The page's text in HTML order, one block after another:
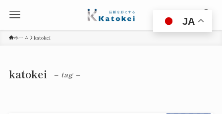
ホーム katokei
katokei – tag –
JA